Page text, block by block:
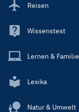
Reisen
Wissenstest
Lernen & Familie
Lexika
Natur & Umwelt